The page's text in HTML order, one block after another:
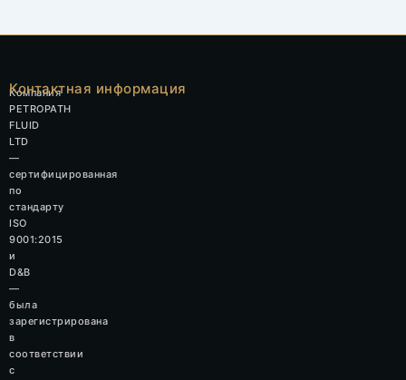
Компания
PETROPATH
FLUID
LTD
—
сертифицированная
по
стандарту
ISO
9001:2015
и
D&B
—
была
зарегистрирована
в
соответствии
с
Контактная информация